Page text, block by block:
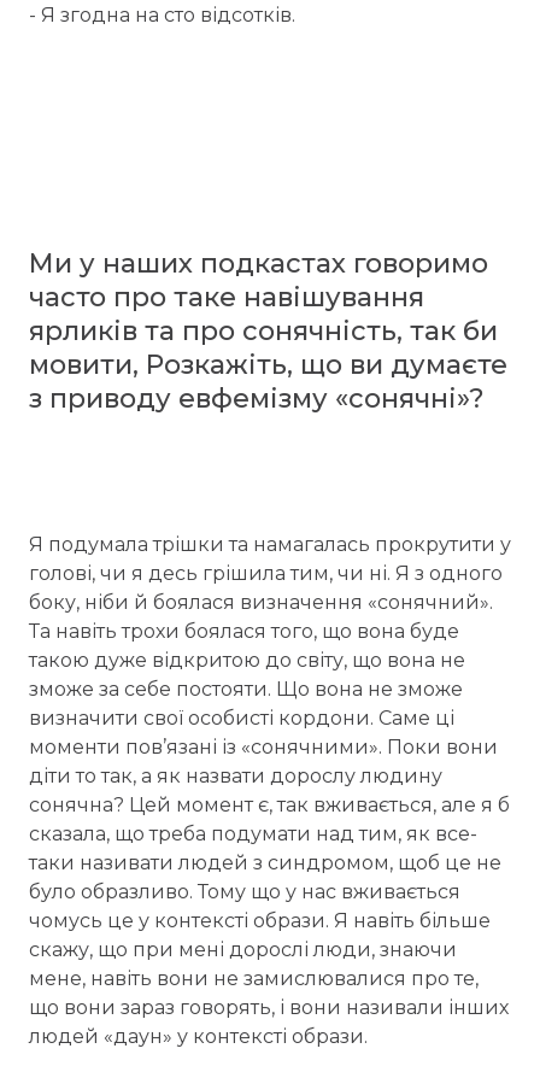
- Я згодна на сто відсотків.
Ми у наших подкастах говоримо
часто про таке навішування
ярликів та про сонячність, так би
мовити, Розкажіть, що ви думаєте
з приводу евфемізму «сонячні»?
Я подумала трішки та намагалась прокрутити у
голові, чи я десь грішила тим, чи ні. Я з одного
боку, ніби й боялася визначення «сонячний».
Та навіть трохи боялася того, що вона буде
такою дуже відкритою до світу, що вона не
зможе за себе постояти. Що вона не зможе
визначити свої особисті кордони. Саме ці
моменти пов’язані із «сонячними». Поки вони
діти то так, а як назвати дорослу людину
сонячна? Цей момент є, так вживається, але я б
сказала, що треба подумати над тим, як все-
таки називати людей з синдромом, щоб це не
було образливо. Тому що у нас вживається
чомусь це у контексті образи. Я навіть більше
скажу, що при мені дорослі люди, знаючи
мене, навіть вони не замислювалися про те,
що вони зараз говорять, і вони називали інших
людей «даун» у контексті образи.
Раз на місяць ми відправляємо дайджест з
найпопулярнішими статтями
Так, будь ласка повідомляйте мене про новини, події та
*
Підписуючись на розсилку, ви погоджуєтесь з Правилами
користування и Політикою конфіденційностіта даєте згоду на
використання файлів cookie і передачу своїх персональних даних в
ВБО Даун Синдром *
Електронна пошта *
Підписатися